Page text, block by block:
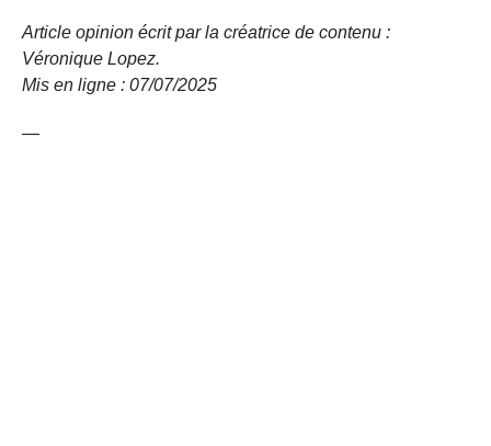
Article opinion écrit par la créatrice de contenu :
Véronique Lopez.
Mis en ligne : 07/07/2025
—